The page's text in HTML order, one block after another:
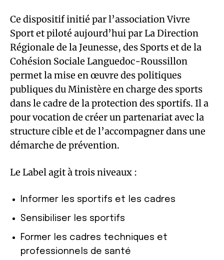
Ce dispositif initié par l’association Vivre
Sport et piloté aujourd’hui par La Direction
Régionale de la Jeunesse, des Sports et de la
Cohésion Sociale Languedoc-Roussillon
permet la mise en œuvre des politiques
publiques du Ministère en charge des sports
dans le cadre de la protection des sportifs. Il a
pour vocation de créer un partenariat avec la
structure cible et de l’accompagner dans une
démarche de prévention.
Le Label agit à trois niveaux :
Informer les sportifs et les cadres
Sensibiliser les sportifs
Former les cadres techniques et
professionnels de santé